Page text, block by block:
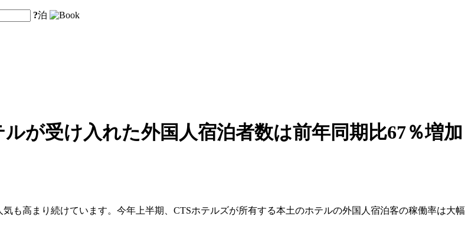
?泊
が受け入れた外国人宿泊者数は前年同期比67％増加
も高まり続けています。今年上半期、CTSホテルズが所有する本土のホテルの外国人宿泊客の稼働率は大幅